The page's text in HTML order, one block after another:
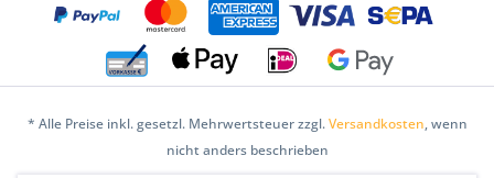
* Alle Preise inkl. gesetzl. Mehrwertsteuer zzgl.Versandkosten, wenn
nicht anders beschrieben